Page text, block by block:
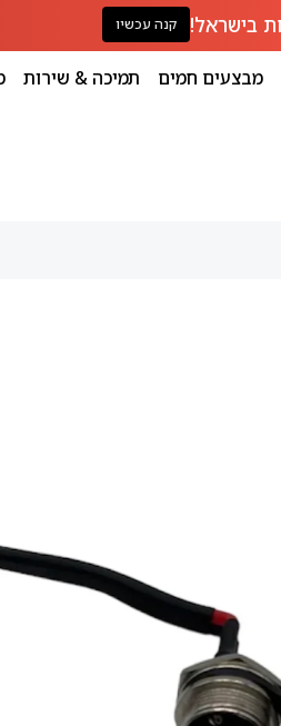
קנה עכשיו
מבצעים חמים תמיכה & שירות